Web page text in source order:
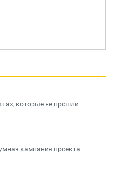
которые не прошли
кампания проекта